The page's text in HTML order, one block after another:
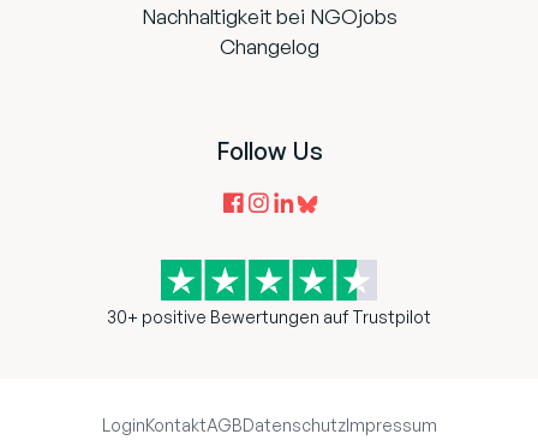
Nachhaltigkeit bei NGOjobs
Changelog
Follow Us
30+ positive Bewertungen auf Trustpilot
LoginKontaktAGBDatenschutzImpressum